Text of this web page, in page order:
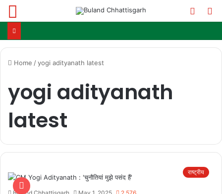
Switch
Home /yogi adityanath latest
yogi adityanath
latest
राष्ट्रीय